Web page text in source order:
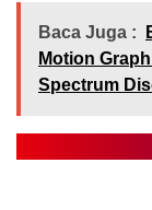
Baca Juga :
Motion
Spectrum